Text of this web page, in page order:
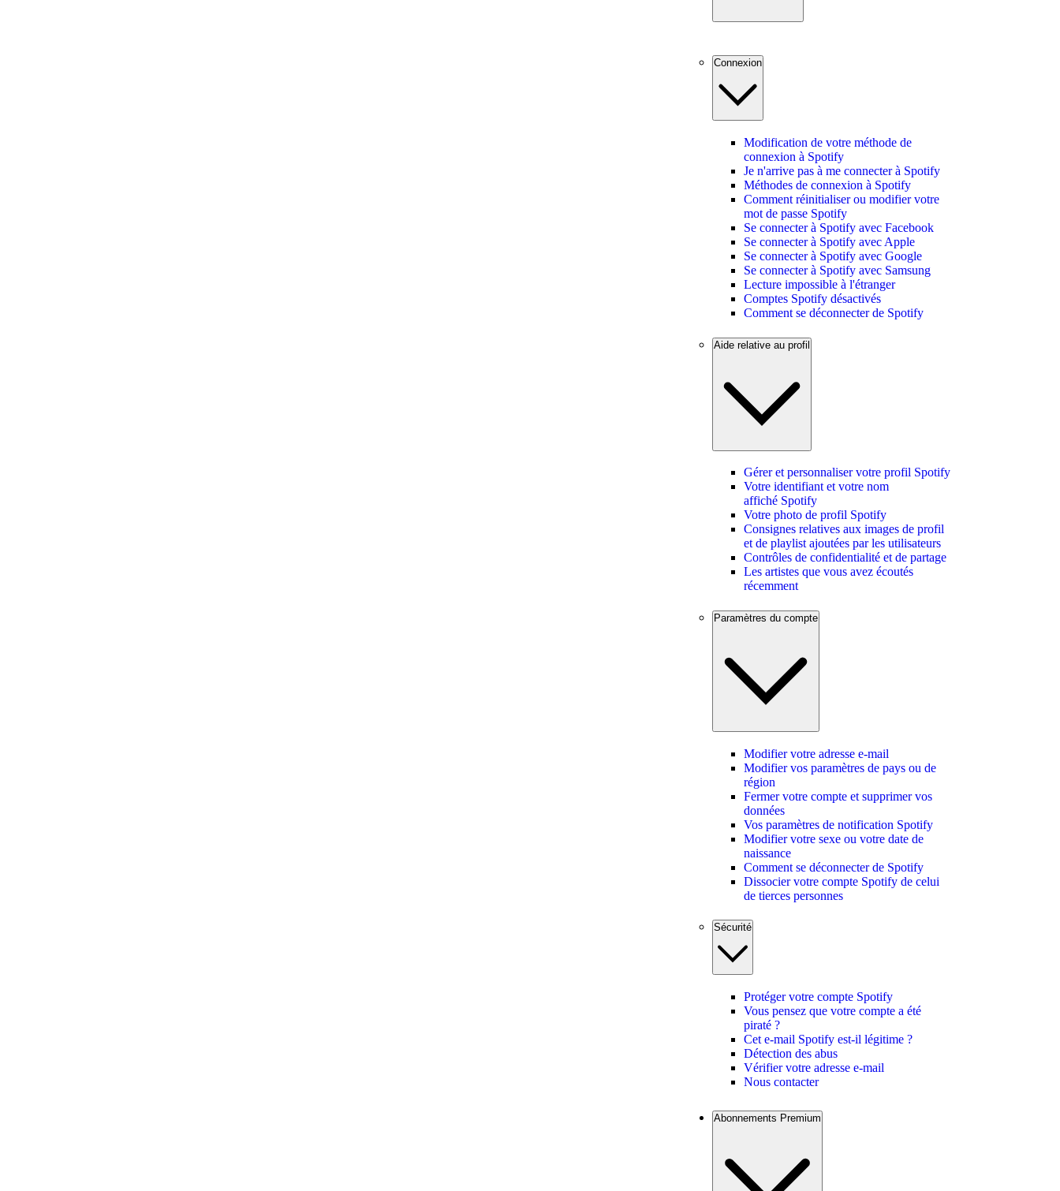
Connexion
Modification de votre méthode de
connexion à Spotify
Je n'arrive pas à me connecter à Spotify
Méthodes de connexion à Spotify
Comment réinitialiser ou modifier votre
mot de passe Spotify
Se connecter à Spotify avec Facebook
Se connecter à Spotify avec Apple
Se connecter à Spotify avec Google
Se connecter à Spotify avec Samsung
Lecture impossible à l'étranger
Comptes Spotify désactivés
Comment se déconnecter de Spotify
Aide relative au profil
Gérer et personnaliser votre profil Spotify
Votre identifiant et votre nom
affiché Spotify
Votre photo de profil Spotify
Consignes relatives aux images de profil
et de playlist ajoutées par les utilisateurs
Contrôles de confidentialité et de partage
Les artistes que vous avez écoutés
récemment
Paramètres du compte
Modifier votre adresse e-mail
Modifier vos paramètres de pays ou de
région
Fermer votre compte et supprimer vos
données
Vos paramètres de notification Spotify
Modifier votre sexe ou votre date de
naissance
Comment se déconnecter de Spotify
Dissocier votre compte Spotify de celui
de tierces personnes
Sécurité
Protéger votre compte Spotify
Vous pensez que votre compte a été
piraté ?
Cet e-mail Spotify est-il légitime ?
Détection des abus
Vérifier votre adresse e-mail
Nous contacter
Abonnements Premium